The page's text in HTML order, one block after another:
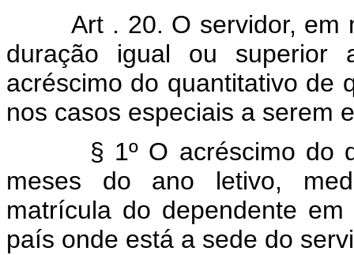
Art . 20. O servidor, em
duração igual ou
acréscimo do quantitativo de
nos casos especiais a serem
§ 1º O acréscimo do
meses do ano letivo,
matrícula do dependente
país onde está a sede do